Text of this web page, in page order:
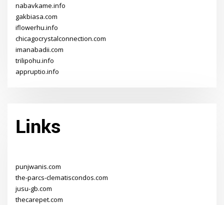
nabavkame.info
gakbiasa.com
iflowerhu.info
chicagocrystalconnection.com
imanabadii.com
trilipohu.info
appruptio.info
Links
punjwanis.com
the-parcs-clematiscondos.com
jusu-gb.com
thecarepet.com